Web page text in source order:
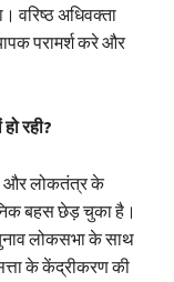
वरिष्ठ अधिवक्ता
परामर्श करे और
रही?
और लोकतंत्र के
बहस छेड़ चुका है।
लोकसभा के साथ
के केंद्रीकरण की